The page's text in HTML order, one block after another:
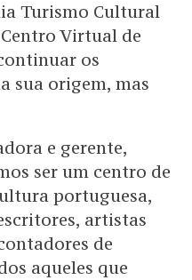
Turismo Cultural
Virtual de
os
sua origem, mas
e gerente,
ser um centro de
portuguesa,
artistas
de
aqueles que